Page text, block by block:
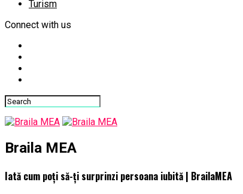
Turism
Connect with us
Braila MEA
Iată cum poți să-ți surprinzi persoana iubită | BrailaMEA